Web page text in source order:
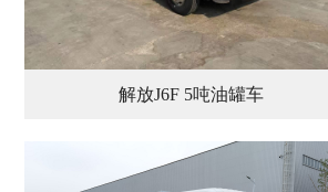
解放J6F 5吨油罐车